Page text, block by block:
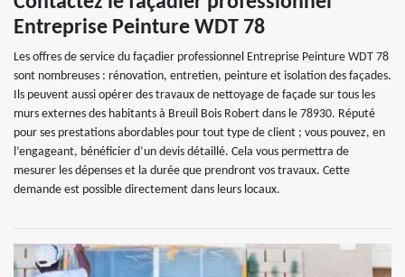
Entreprise Peinture WDT 78
Les offres de service du façadier professionnel Entreprise Peinture WDT 78
sont nombreuses : rénovation, entretien, peinture et isolation des façades.
Ils peuvent aussi opérer des travaux de nettoyage de façade sur tous les
murs externes des habitants à Breuil Bois Robert dans le 78930. Réputé
pour ses prestations abordables pour tout type de client ; vous pouvez, en
l’engageant, bénéficier d’un devis détaillé. Cela vous permettra de
mesurer les dépenses et la durée que prendront vos travaux. Cette
demande est possible directement dans leurs locaux.